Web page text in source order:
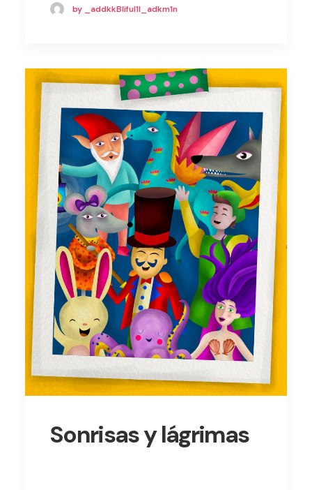
by _addkkBliful1l_adkm1n
Sonrisas y lágrimas